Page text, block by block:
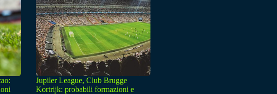
Jupiler League, Club Brugge
Kortrijk: probabili formazioni e